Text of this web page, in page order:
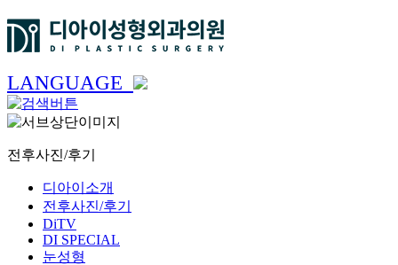
LANGUAGE
전후사진/후기
디아이소개
전후사진/후기
DiTV
DI SPECIAL
눈성형